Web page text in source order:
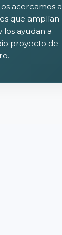
acercamos a
que amplían
los ayudan a
proyecto de